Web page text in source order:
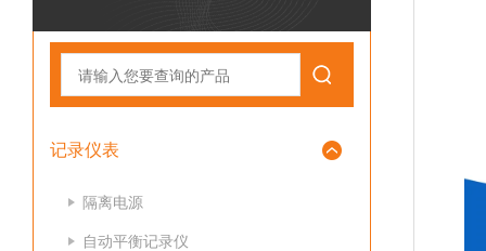
记录仪表
隔离电源
自动平衡记录仪